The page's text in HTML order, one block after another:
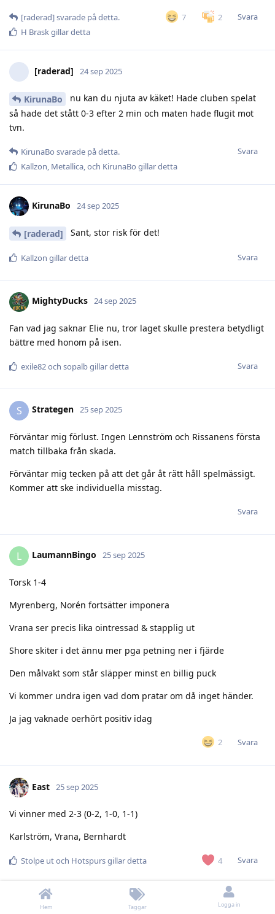
7 2 Svara
[raderad]svarade på detta.
H Braskgillar detta
[raderad] 24 sep 2025
KirunaBo
nu kan du njuta av käket! Hade cluben spelat
så hade det stått 0-3 efter 2 min och maten hade flugit mot
tvn.
Svara
KirunaBo svarade på detta.
Kallzon, Metallica, och KirunaBo gillar detta
KirunaBo 24 sep 2025
[raderad] Sant, stor risk för det!
Svara
Kallzon gillar detta
MightyDucks 24 sep 2025
Fan vad jag saknar Elie nu, tror laget skulle prestera betydligt
bättre med honom på isen.
Svara
exile82och sopalbgillar detta
S Strategen 25 sep 2025
Förväntar mig förlust. Ingen Lennström och Rissanens första
match tillbaka från skada.
Förväntar mig tecken på att det går åt rätt håll spelmässigt.
Kommer att ske individuella misstag.
Svara
L LaumannBingo 25 sep 2025
Torsk 1-4
Myrenberg, Norén fortsätter imponera
Vrana ser precis lika ointressad & stapplig ut
Shore skiter i det ännu mer pga petning ner i fjärde
Den målvakt som står släpper minst en billig puck
Vi kommer undra igen vad dom pratar om då inget händer.
Ja jag vaknade oerhört positiv idag
2 Svara
East 25 sep 2025
Vi vinner med 2-3 (0-2, 1-0, 1-1)
Karlström, Vrana, Bernhardt
4 Svara
Stolpe utoch Hotspursgillar detta
JofaTitan Redigerad
Hem Taggar Logga in